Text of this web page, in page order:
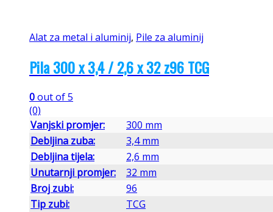
Alat za metal i aluminij, Pile za aluminij
Pila 300 x 3,4 / 2,6 x 32 z96 TCG
0out of 5
(0)
Vanjski promjer:
300 mm
Debljina zuba:
3,4 mm
Debljina tijela:
2,6 mm
Unutarnji promjer:
32 mm
Broj zubi:
96
Tip zubi:
TCG